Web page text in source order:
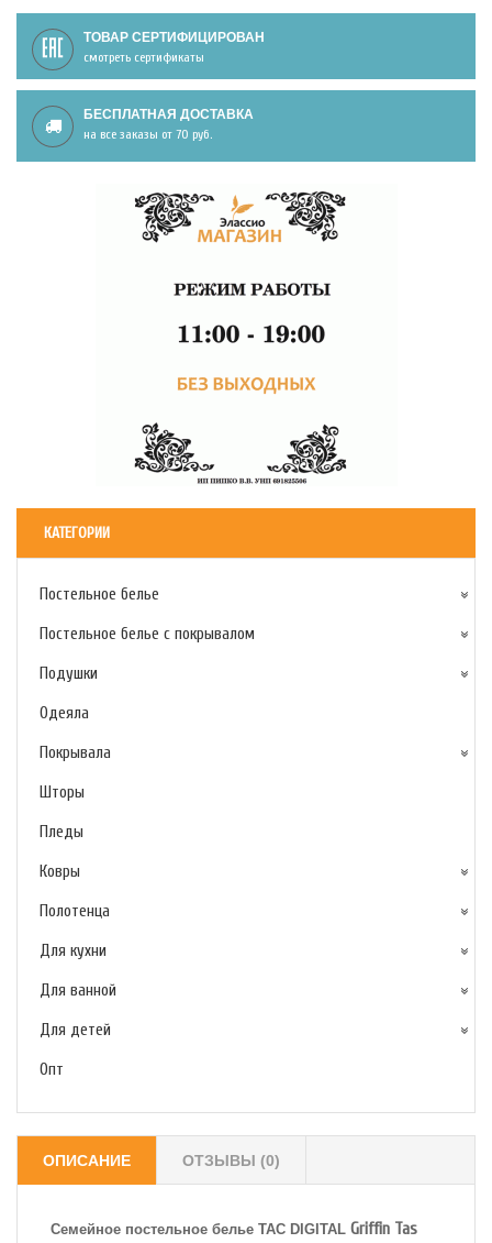
ТОВАР СЕРТИФИЦИРОВАН
смотреть сертификаты
БЕСПЛАТНАЯ ДОСТАВКА
на все заказы от 70 руб.
КАТЕГОРИИ
Постельное белье
Постельное белье с покрывалом
Подушки
Одеяла
Покрывала
Шторы
Пледы
Ковры
Полотенца
Для кухни
Для ванной
Для детей
Опт
ОПИСАНИЕ ОТЗЫВЫ (0)
Семейное постельное белье TAC DIGITAL Griffin Tas